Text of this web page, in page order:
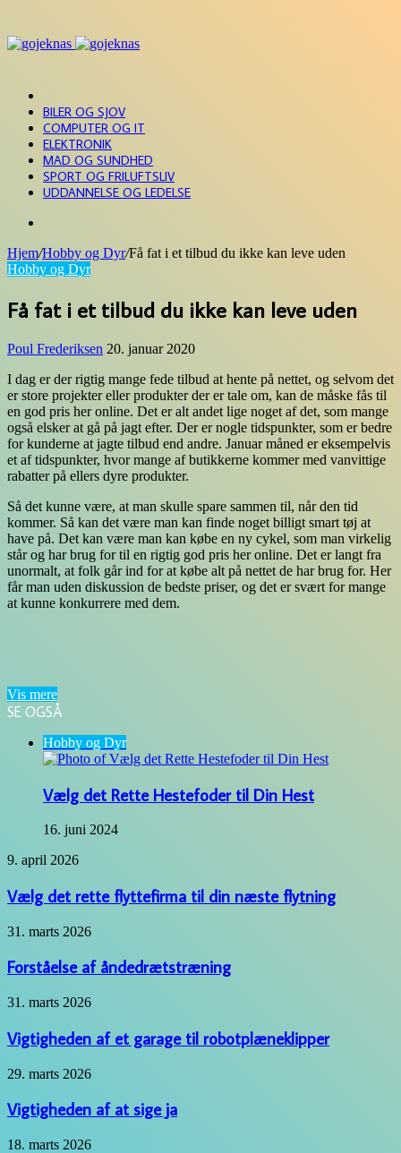
Menu
BILER OG SJOV
COMPUTER OG IT
ELEKTRONIK
MAD OG SUNDHED
SPORT OG FRILUFTSLIV
UDDANNELSE OG LEDELSE
Hjem/Hobby og Dyr/Få fat i et tilbud du ikke kan leve uden
Hobby og Dyr
Få fat i et tilbud du ikke kan leve uden
Poul Frederiksen 20. januar 2020
I dag er der rigtig mange fede tilbud at hente på nettet, og selvom det
er store projekter eller produkter der er tale om, kan de måske fås til
en god pris her online. Det er alt andet lige noget af det, som mange
også elsker at gå på jagt efter. Der er nogle tidspunkter, som er bedre
for kunderne at jagte tilbud end andre. Januar måned er eksempelvis
et af tidspunkter, hvor mange af butikkerne kommer med vanvittige
rabatter på ellers dyre produkter.
Så det kunne være, at man skulle spare sammen til, når den tid
kommer. Så kan det være man kan finde noget billigt smart tøj at
have på. Det kan være man kan købe en ny cykel, som man virkelig
står og har brug for til en rigtig god pris her online. Det er langt fra
unormalt, at folk går ind for at købe alt på nettet de har brug for. Her
får man uden diskussion de bedste priser, og det er svært for mange
at kunne konkurrere med dem.
Vis mere
SE OGSÅ
Hobby og Dyr
Vælg det Rette Hestefoder til Din Hest
16. juni 2024
Vælg
rette
flyttefirma
til
din
flytning
9. april 2026
Vælg det rette flyttefirma til din næste flytning
Forståelse
åndedrætstræning
31. marts 2026
Forståelse af åndedrætstræning
Vigtigheden
et
garage
til
robotplæneklipper
31. marts 2026
Vigtigheden af et garage til robotplæneklipper
Vigtigheden
at
sige
ja
29. marts 2026
Vigtigheden af at sige ja
Vandrestøvler
18. marts 2026